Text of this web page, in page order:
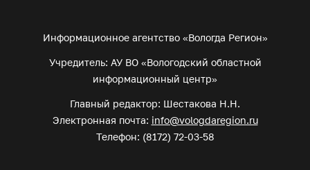
Информационное агентство «Вологда Регион»
Учредитель: АУ ВО «Вологодский областной
информационный центр»
Главный редактор: Шестакова Н.Н.
Электронная почта: info@vologdaregion.ru
Телефон: (8172) 72-03-58